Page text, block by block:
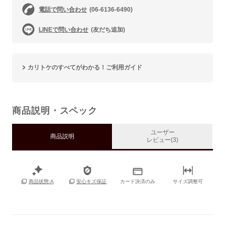
電話で問い合わせ (06-6136-6490)
LINEで問い合わせ (友だち追加)
カリトケのすべてがわかる！ご利用ガイド
商品説明・スペック
商品説明
ユーザー
レビュー(3)
商品状態:A 安心キズ保証 カード決済のみ サイズ調整可